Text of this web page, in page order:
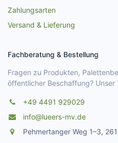
Zahlungsarten
Versand & Lieferung
Fachberatung & Bestellung
Fragen zu Produkten,
öffentlicher Beschaffung?
+49 4491 929029
info@lueers-mv.de
Pehmertanger Weg 1–3,